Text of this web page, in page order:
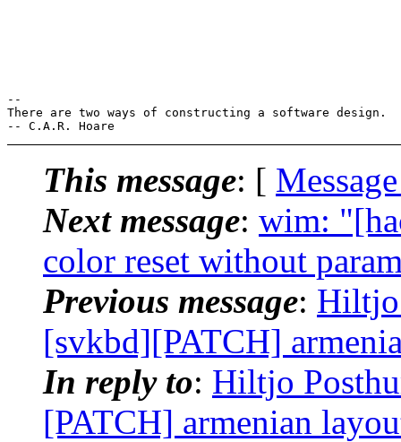
--
There are two ways of constructing a software
This message: [
Next message: wim:
color reset without
Previous message: Hiltjo
[svkbd][PATCH]
In reply to: Hiltjo
[PATCH] armenian